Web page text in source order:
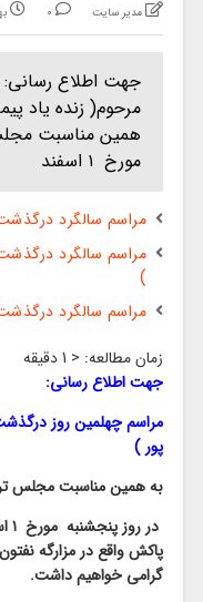
مدیر سایت 0
جهت اطلاع
مرحوم( زنده یاد
همین مناسبت
مورخ ۱ اسفند
مراسم سالگرد
مراسم سالگرد
)
مراسم سالگرد
زمان مطالعه: < 1 دقیقه
جهت اطلاع رسانی:
مراسم چهلمین روز
پور )
به همین مناسبت مجلس
پاکش واقع در مزارگه
گرامی خواهیم داشت.